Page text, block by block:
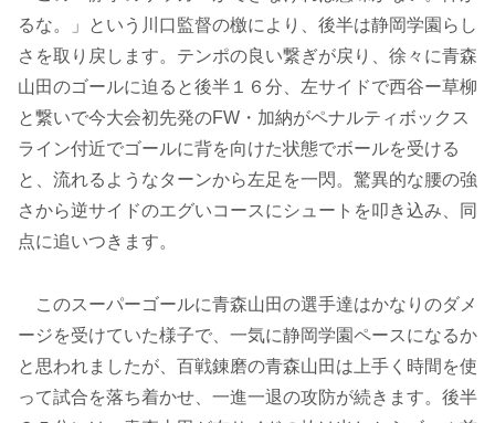
るな。」という川口監督の檄により、後半は静岡学園らし
さを取り戻します。テンポの良い繋ぎが戻り、徐々に青森
山田のゴールに迫ると後半１６分、左サイドで西谷ー草柳
と繋いで今大会初先発のFW・加納がペナルティボックス
ライン付近でゴールに背を向けた状態でボールを受ける
と、流れるようなターンから左足を一閃。驚異的な腰の強
さから逆サイドのエグいコースにシュートを叩き込み、同
点に追いつきます。
このスーパーゴールに青森山田の選手達はかなりのダメ
ージを受けていた様子で、一気に静岡学園ペースになるか
と思われましたが、百戦錬磨の青森山田は上手く時間を使
って試合を落ち着かせ、一進一退の攻防が続きます。後半